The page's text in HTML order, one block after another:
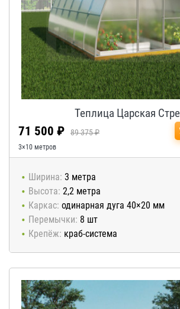
Теплица Царская
71 500 ₽ 89 375 ₽
3×10 метров
Ширина: 3 метра
Высота: 2,2 метра
Каркас: одинарная дуга 40×20 мм
Перемычки: 8 шт
Крепёж: краб-система